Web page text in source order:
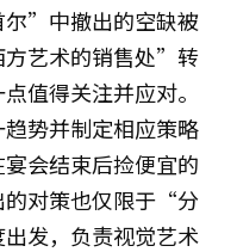
”中撤出的空缺被
艺术的销售处”转
值得关注并应对。
势并制定相应策略
会结束后捡便宜的
的对策也仅限于“分
发，负责视觉艺术